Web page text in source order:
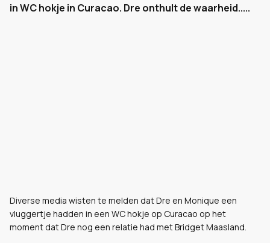
in WC hokje in Curacao. Dre onthult de waarheid.....
Diverse media wisten te melden dat Dre en Monique een
vluggertje hadden in een WC hokje op Curacao op het
moment dat Dre nog een relatie had met Bridget Maasland.